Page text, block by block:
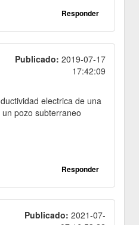
Responder
Publicado: 2019-07-17
17:42:09
electrica de una
pozo subterraneo
Responder
Publicado: 2021-07-